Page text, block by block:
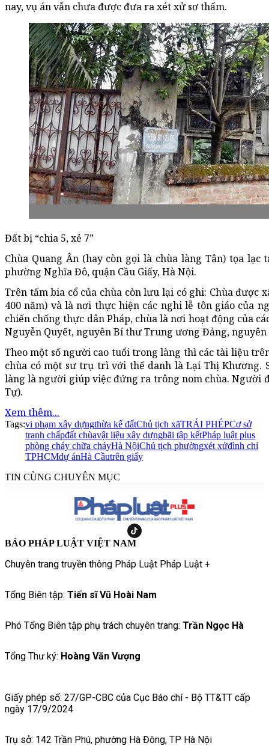
nay, vụ án vẫn chưa được đưa ra xét xử sơ thẩm.
Đất bị “chia 5, xẻ 7”
Chùa Quang Ân (hay còn gọi là chùa làng Tân) tọa lạc
phường Nghĩa Đô, quận Cầu Giấy, Hà Nội.
Trên tấm bia cổ của chùa còn lưu lại có ghi: Chùa được
400 năm) và là nơi thực hiện các nghi lễ tôn giáo của
chiến chống thực dân Pháp, chùa là nơi hoạt động của
Nguyễn Quyết, nguyên Bí thư Trung ương Đảng,
Theo một số người cao tuổi trong làng thì các tài liệu
chùa có một sư trụ trì với thế danh là Lại Thị Khương.
làng là người giúp việc đứng ra trông nom chùa. Người
Tự).
Xem thêm...
Tags:vi phạm xây dựngthừa kế đấtChủ tịch xãTRÁI PHÉPCơ sở
tranh chấpđất chùavật liệu xây dựngbãi tập kếtPháp luật plus
phòng cháy chữa cháyHà NộiChủ tịch phườngxét xửđình chỉ
TPHCMdự ánHà Cầutrên giấy
TIN CÙNG CHUYÊN MỤC
BÁO PHÁP LUẬT VIỆT NAM
Chuyên trang truyền thông Pháp Luật Pháp Luật +
Tổng Biên tập: Tiến sĩ Vũ Hoài Nam
Phó Tổng Biên tập phụ trách chuyên trang: Trần Ngọc Hà
Tổng Thư ký: Hoàng Văn Vượng
Giấy phép số: 27/GP-CBC của Cục Báo chí - Bộ TT&TT cấp
ngày 17/9/2024
Trụ sở: 142 Trần Phú, phường Hà Đông, TP Hà Nội